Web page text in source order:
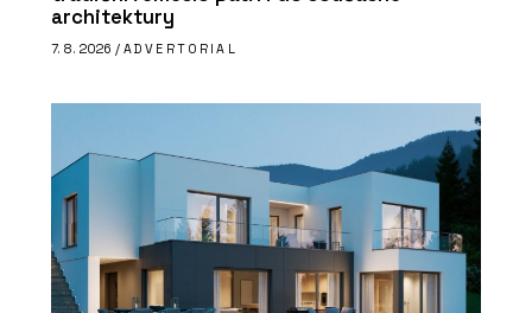
architektury
7. 8. 2026 / ADVERTORIAL